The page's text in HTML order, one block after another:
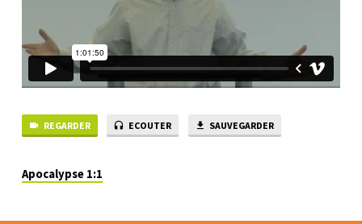
REGARDER ECOUTER SAUVEGARDER
Apocalypse 1:1